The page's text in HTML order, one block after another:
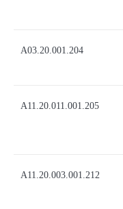
А03.20.001.204
A11.20.011.001.205
A11.20.003.001.212